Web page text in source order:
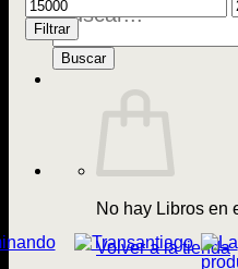
de
Libros
Buscar
No hay Libros en
Volver a la tienda
mínimo
Filtrar